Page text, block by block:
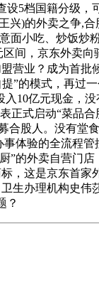
5档国籍分级，
兴)的外卖之争,
面小吃、炒饭炒
间，京东外卖
营业‌？成为首批
”的模式，再过
10亿元现金，
正式启动“菜品
合股人。没有堂
体验的全流程
”的外卖自营门
，这是京东首家
生办理机构史伟
？